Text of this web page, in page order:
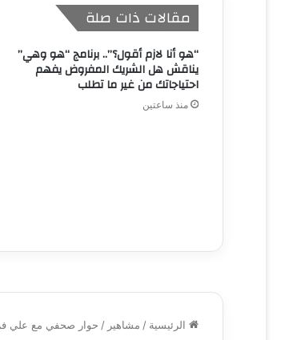
مقالات ذات صلة
“هو أنا لازم أقول؟”.. برنامج “هو وهي”
يناقش هل الشريك المفروض يفهم
احتياجاتك من غير ما تطلب
منذ ساعتين